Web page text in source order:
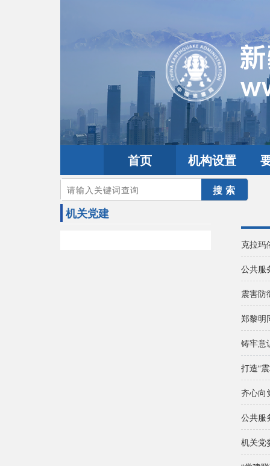
首页 机构设置
您的当前位置：首页>党建园地
机关党建
克拉玛
震害防
郑黎明
铸牢意
打造“
齐心向
公共服